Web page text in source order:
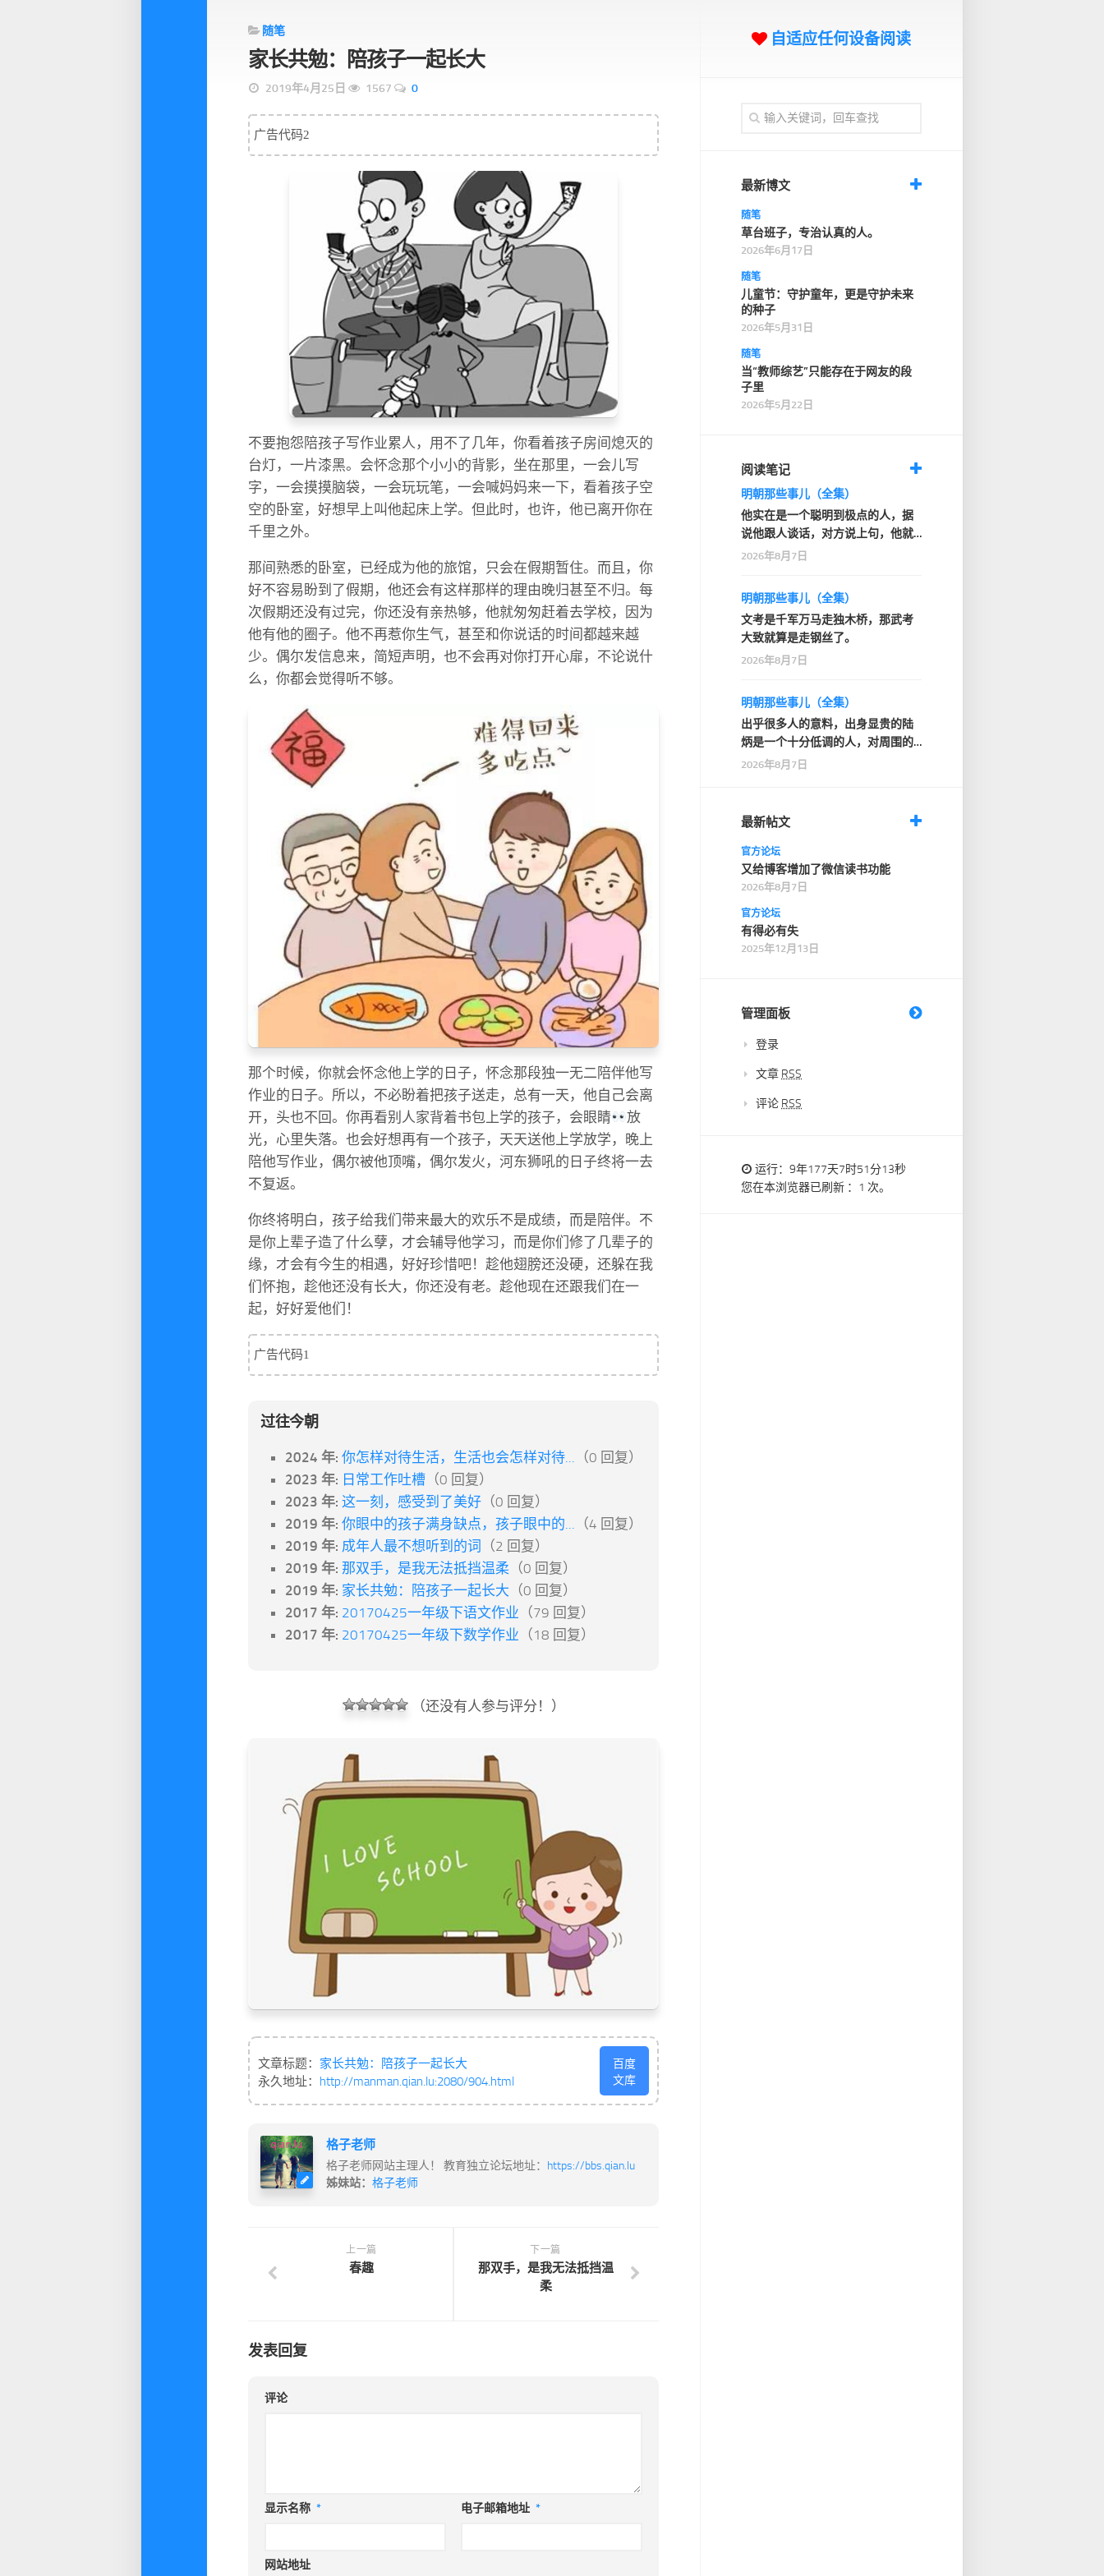
随笔
家长共勉：陪孩子一起长大
2019年4月25日 1567 0
广告代码2
不要抱怨陪孩子写作业累人，用不了几年，你看着孩子房间熄灭的
台灯，一片漆黑。会怀念那个小小的背影，坐在那里，一会儿写
字，一会摸摸脑袋，一会玩玩笔，一会喊妈妈来一下，看着孩子空
空的卧室，好想早上叫他起床上学。但此时，也许，他已离开你在
千里之外。
那间熟悉的卧室，已经成为他的旅馆，只会在假期暂住。而且，你
好不容易盼到了假期，他还会有这样那样的理由晚归甚至不归。每
次假期还没有过完，你还没有亲热够，他就匆匆赶着去学校，因为
他有他的圈子。他不再惹你生气，甚至和你说话的时间都越来越
少。偶尔发信息来，简短声明，也不会再对你打开心扉，不论说什
么，你都会觉得听不够。
那个时候，你就会怀念他上学的日子，怀念那段独一无二陪伴他写
作业的日子。所以，不必盼着把孩子送走，总有一天，他自己会离
开，头也不回。你再看别人家背着书包上学的孩子，会眼睛
放
光，心里失落。也会好想再有一个孩子，天天送他上学放学，晚上
陪他写作业，偶尔被他顶嘴，偶尔发火，河东狮吼的日子终将一去
不复返。
你终将明白，孩子给我们带来最大的欢乐不是成绩，而是陪伴。不
是你上辈子造了什么孽，才会辅导他学习，而是你们修了几辈子的
缘，才会有今生的相遇，好好珍惜吧！趁他翅膀还没硬，还躲在我
们怀抱，趁他还没有长大，你还没有老。趁他现在还跟我们在一
起，好好爱他们！
广告代码1
过往今朝
2024 年: 你怎样对待生活，生活也会怎样对待... （0 回复）
2023 年: 日常工作吐槽 （0 回复）
2023 年: 这一刻，感受到了美好 （0 回复）
2019 年: 你眼中的孩子满身缺点，孩子眼中的... （4 回复）
2019 年: 成年人最不想听到的词
（2 回复）
2019 年: 那双手，是我无法抵挡温柔 （0 回复）
2019 年: 家长共勉：陪孩子一起长大 （0 回复）
2017 年: 20170425一年级下语文作业 （79 回复）
2017 年: 20170425一年级下数学作业 （18 回复）
（还没有人参与评分！）
文章标题： 家长共勉：陪孩子一起长大
永久地址：
http://manman.qian.lu:2080/904.html
百度
文库
格子老师
格子老师网站主理人！ 教育独立论坛地址： https://bbs.qian.lu
姊妹站： 格子老师
下一篇
那双手，是我无法抵挡温
柔
上一篇
春趣
发表回复
评论
显示名称 * 电子邮箱地址 *
网站地址
自适应任何设备阅读
最新博文
随笔
草台班子，专治认真的人。
2026年6月17日
随笔
儿童节：守护童年，更是守护未来
的种子
2026年5月31日
随笔
当“教师综艺”只能存在于网友的段
子里
2026年5月22日
阅读笔记
明朝那些事儿（全集）
他实在是一个聪明到极点的人，据
说他跟人谈话，对方说上句，他就
知道人家下句要说什…
2026年8月7日
明朝那些事儿（全集）
文考是千军万马走独木桥，那武考
大致就算是走钢丝了。
2026年8月7日
明朝那些事儿（全集）
出乎很多人的意料，出身显贵的陆
炳是一个十分低调的人，对周围的
人也十分客气，没有…
2026年8月7日
最新帖文
官方论坛
又给博客增加了微信读书功能
2026年8月7日
官方论坛
有得必有失
2025年12月13日
管理面板
登录
文章 RSS
评论 RSS
运行：9年177天7时51分14秒
您在本浏览器已刷新 ：1 次。